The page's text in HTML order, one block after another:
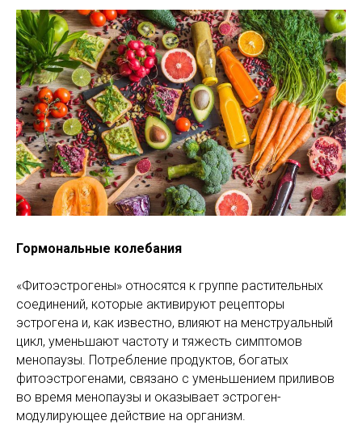
Гормональные колебания
«Фитоэстрогены» относятся к группе растительных
соединений, которые активируют рецепторы
эстрогена и, как известно, влияют на менструальный
цикл, уменьшают частоту и тяжесть симптомов
менопаузы. Потребление продуктов, богатых
фитоэстрогенами, связано с уменьшением приливов
во время менопаузы и оказывает эстроген-
модулирующее действие на организм.